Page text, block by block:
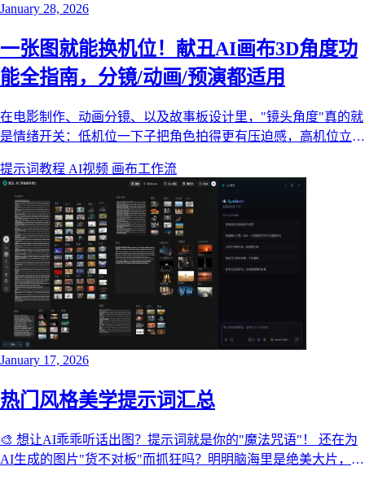
January 28, 2026
一张图就能换机位！献丑AI画布3D角度功
能全指南，分镜/动画/预演都适用
在电影制作、动画分镜、以及故事板设计里，"镜头角度"真的就
是情绪开关：低机位一下子把角色拍得更有压迫感，高机位立刻
感直接拉满。问题是——一张图生成出来后，你想换角度？ 传
统流程通常意味着：重拍、重画、或者干脆上3D重建，成本和
时间都不太友好。
提示词教程 AI视频 画布工作流
January 17, 2026
热门风格美学提示词汇总
🎨 想让AI乖乖听话出图？提示词就是你的"魔法咒语"！ 还在为
AI生成的图片"货不对板"而抓狂吗？明明脑海里是绝美大片，出